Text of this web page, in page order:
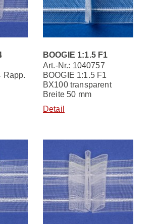
Rapp.
BOOGIE 1:1.5 F1
Art.-Nr.: 1040757
BOOGIE 1:1.5 F1
BX100 transparent
Breite 50 mm
Detail